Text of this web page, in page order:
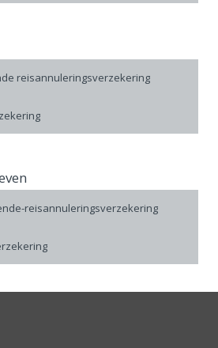
reisannuleringsverzekering
reisannuleringsverzekering